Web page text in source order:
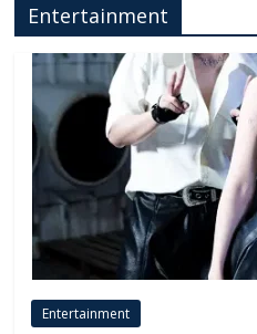
Entertainment
Entertainment